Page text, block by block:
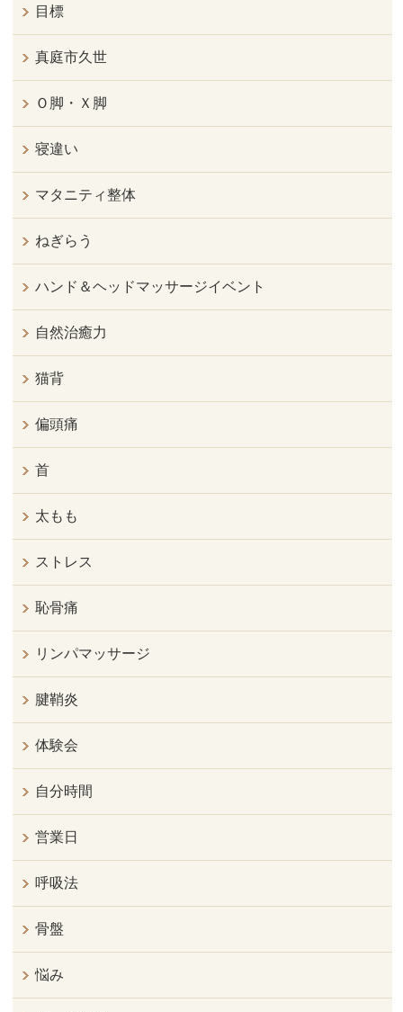
目標
真庭市久世
Ｏ脚・Ｘ脚
寝違い
マタニティ整体
ねぎらう
ハンド＆ヘッドマッサージイベント
自然治癒力
猫背
偏頭痛
首
太もも
ストレス
恥骨痛
リンパマッサージ
腱鞘炎
体験会
自分時間
営業日
呼吸法
骨盤
悩み